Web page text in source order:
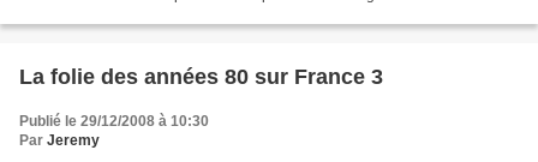
La folie des années 80 sur France 3
Publié le 29/12/2008 à 10:30
Par Jeremy